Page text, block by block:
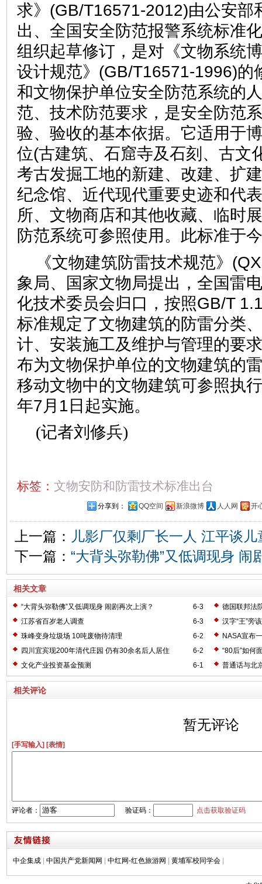
求》(GB/T16571-2012)由公安部
出、全国安全防范报警系统标准
组织起草修订，是对《文物系统
设计规范》(GB/T16571-1996)的
和文物保护单位安全防范系统的
范、技术防范要求，是安全防范
验、验收的基本依据。它适用于
位(古建筑、石窟寺及石刻、古文
考古发掘工地的新建、改建、扩
纪念馆、近代现代重要史迹和代
所、文物商店和其他收藏、临时
防范系统可参照使用。此标准于
《文物建筑防雷技术规范》
象局、国家文物局提出，全国雷
化技术委员会归口，按照GB/T
标准规定了文物建筑的防雷分类
计、安装施工及维护与管理的要
布为文物保护单位的文物建筑的
移动文物中的文物建筑可参照执
年7月1日起实施。
(记者刘修兵)
标签： 文物安防和防雷技术标准出台
分享到： QQ空间 新浪微博 人人网 开
上一篇： 儿影厂仅剩厂长一人 江平谈
下一篇： “大背头弥勒佛”又低调现身 闹
相关文章
6-3
“大背头弥勒佛”又低调现身 闹剧再次上演？
德国联邦法
6-3
江苏省百岁老人调查
汉字“王”旁
6-2
珠峰变身垃圾场 10吨废物待清理
NASA宣布
6-2
四川宜宾现200年清代庄园 仍有30余名后人居住
“80后”如何
6-1
文化产业投资基金预测 普通话与北
相关评论
暂无评论
[手写输入] [表情]
评论者： 验证码： 点击获取验证码
中企集成 | 中国共产党新闻网 | 中红网-红色旅游网 | 黄埔军校同学会 |